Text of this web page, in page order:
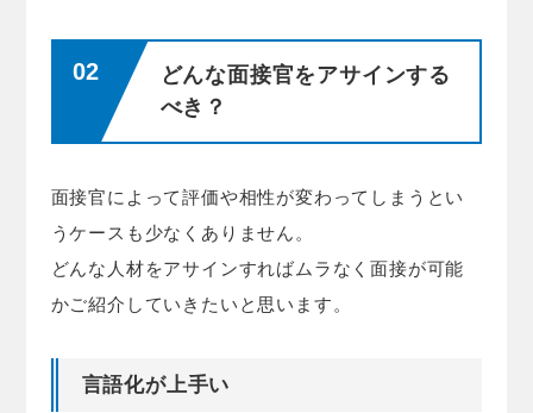
どんな面接官をアサインする
べき？
面接官によって評価や相性が変わってしまうとい
うケースも少なくありません。
どんな人材をアサインすればムラなく面接が可能
かご紹介していきたいと思います。
言語化が上手い